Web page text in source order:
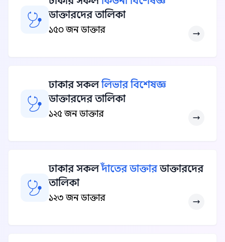
ডাক্তারদের তালিকা
১৫০ জন ডাক্তার
ঢাকার সকললিভার বিশেষজ্ঞ
ডাক্তারদের তালিকা
১২৫ জন ডাক্তার
ঢাকার সকলদাঁতের ডাক্তারডাক্তারদের
তালিকা
১২৩ জন ডাক্তার